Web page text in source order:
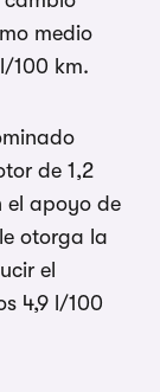
medio
100 km.
de 1,2
el apoyo de
otorga la
el
4,9 l/100